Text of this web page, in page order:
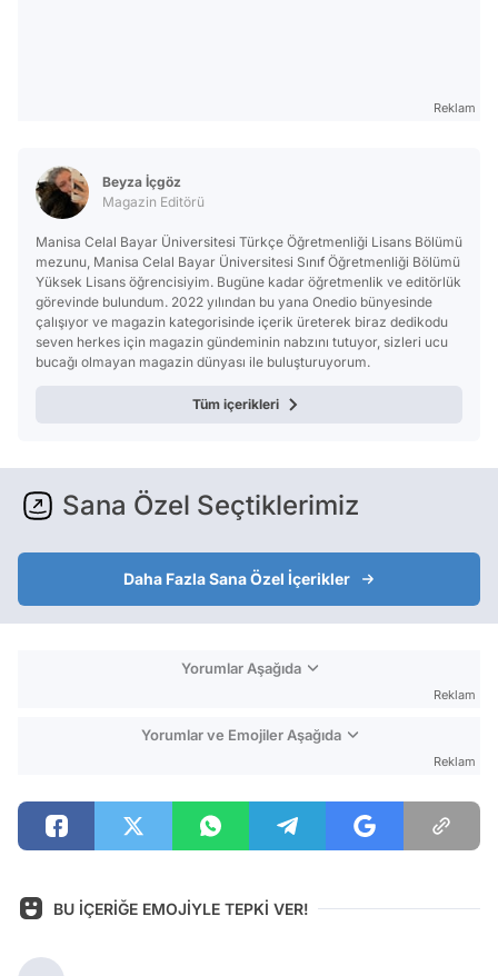
Reklam
Beyza İçgöz
Magazin Editörü
Manisa Celal Bayar Üniversitesi Türkçe Öğretmenliği Lisans Bölümü
mezunu, Manisa Celal Bayar Üniversitesi Sınıf Öğretmenliği Bölümü
Yüksek Lisans öğrencisiyim. Bugüne kadar öğretmenlik ve editörlük
görevinde bulundum. 2022 yılından bu yana Onedio bünyesinde
çalışıyor ve magazin kategorisinde içerik üreterek biraz dedikodu
seven herkes için magazin gündeminin nabzını tutuyor, sizleri ucu
bucağı olmayan magazin dünyası ile buluşturuyorum.
Tüm içerikleri
Sana Özel Seçtiklerimiz
Daha Fazla Sana Özel İçerikler
Yorumlar Aşağıda
Reklam
Yorumlar ve Emojiler Aşağıda
Reklam
BU İÇERİĞE EMOJİYLE TEPKİ VER!